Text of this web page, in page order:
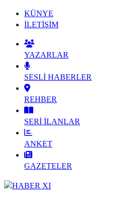
KÜNYE
İLETİŞİM
YAZARLAR
SESLİ HABERLER
REHBER
SERİ İLANLAR
ANKET
GAZETELER